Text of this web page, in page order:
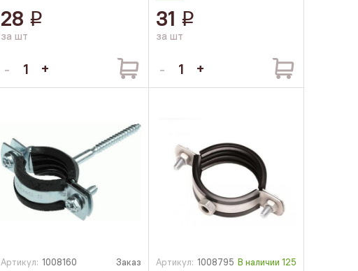
28 q
за шт
31 q
за шт
Артикул: 1008160 Заказ Артикул: 1008795 В наличии 125